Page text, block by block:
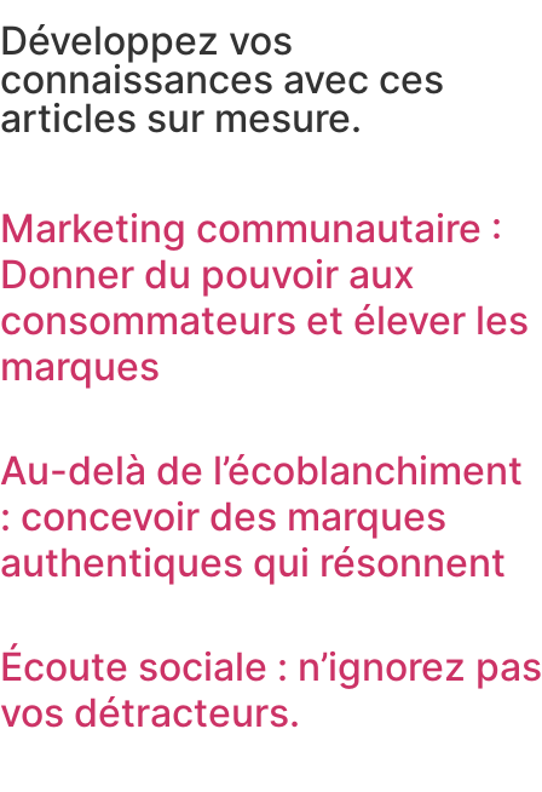
Développez vos
connaissances avec ces
articles sur mesure.
Marketing communautaire :
Donner du pouvoir aux
consommateurs et élever les
marques
Au-delà de l’écoblanchiment
: concevoir des marques
authentiques qui résonnent
Écoute sociale : n’ignorez pas
vos détracteurs.